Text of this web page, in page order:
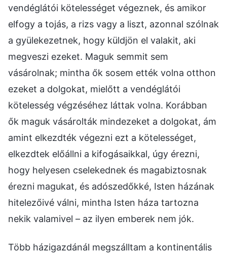
vendéglátói kötelességet végeznek, és amikor
elfogy a tojás, a rizs vagy a liszt, azonnal szólnak
a gyülekezetnek, hogy küldjön el valakit, aki
megveszi ezeket. Maguk semmit sem
vásárolnak; mintha ők sosem ették volna otthon
ezeket a dolgokat, mielőtt a vendéglátói
kötelesség végzéséhez láttak volna. Korábban
ők maguk vásárolták mindezeket a dolgokat, ám
amint elkezdték végezni ezt a kötelességet,
elkezdtek előállni a kifogásaikkal, úgy érezni,
hogy helyesen cselekednek és magabiztosnak
érezni magukat, és adószedőkké, Isten házának
hitelezőivé válni, mintha Isten háza tartozna
nekik valamivel – az ilyen emberek nem jók.
Több házigazdánál megszálltam a kontinentális